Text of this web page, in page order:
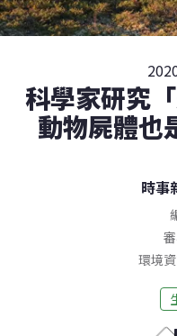
科學家研究
動物屍體也
時事
環境